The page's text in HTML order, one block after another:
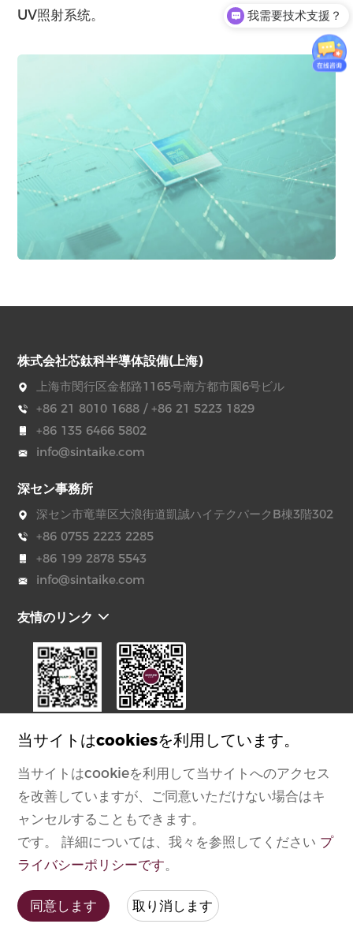
UV照射系统。
株式会社芯鈦科半導体設備(上海)
上海市閔行区金都路1165号南方都市園6号ビル
+86 21 8010 1688 / +86 21 5223 1829
+86 135 6466 5802
info@sintaike.com
深セン事務所
深セン市竜華区大浪街道凱誠ハイテクパークB棟3階302
+86 0755 2223 2285
+86 199 2878 5543
info@sintaike.com
友情のリンク
Copyright 芯钛科半导体设备(上海)有限公司版权所有
沪ICP备2021005038号-1
沪公网安备 31011202014057号
Powered by zhulu
プライバシーポリシーです丨
当サイトはcookiesを利用しています。
当サイトはcookieを利用して当サイトへのアクセス
を改善していますが、ご同意いただけない場合はキ
ャンセルすることもできます。
です。 詳細については、我々を参照してください プ
ライバシーポリシーです。
同意します 取り消します
我需要技术支援？
我需要询价？